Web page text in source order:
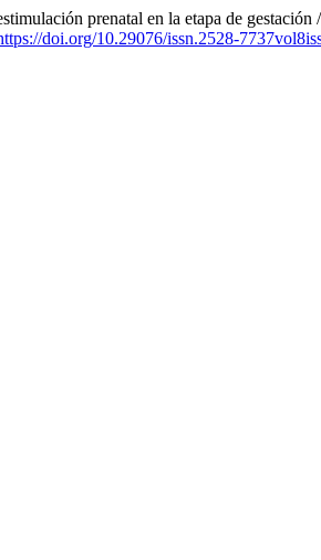
prenatal en la etapa de
doi.org/10.29076/issn.2528-